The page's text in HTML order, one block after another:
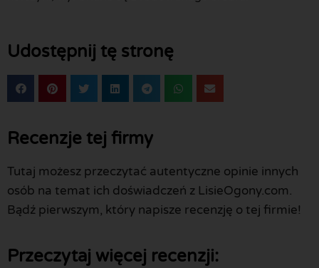
Udostępnij tę stronę
Recenzje tej firmy
Tutaj możesz przeczytać autentyczne opinie innych
osób na temat ich doświadczeń z LisieOgony.com.
Bądź pierwszym, który napisze recenzję o tej firmie!
Przeczytaj więcej recenzji: